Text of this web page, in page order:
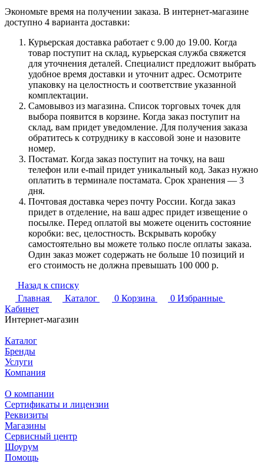
Экономьте время на получении заказа. В интернет-магазине
доступно 4 варианта доставки:
Курьерская доставка работает с 9.00 до 19.00. Когда
товар поступит на склад, курьерская служба свяжется
для уточнения деталей. Специалист предложит выбрать
удобное время доставки и уточнит адрес. Осмотрите
упаковку на целостность и соответствие указанной
комплектации.
Самовывоз из магазина. Список торговых точек для
выбора появится в корзине. Когда заказ поступит на
склад, вам придет уведомление. Для получения заказа
обратитесь к сотруднику в кассовой зоне и назовите
номер.
Постамат. Когда заказ поступит на точку, на ваш
телефон или e-mail придет уникальный код. Заказ нужно
оплатить в терминале постамата. Срок хранения — 3
дня.
Почтовая доставка через почту России. Когда заказ
придет в отделение, на ваш адрес придет извещение о
посылке. Перед оплатой вы можете оценить состояние
коробки: вес, целостность. Вскрывать коробку
самостоятельно вы можете только после оплаты заказа.
Один заказ может содержать не больше 10 позиций и
его стоимость не должна превышать 100 000 р.
Назад к списку
Главная
Каталог 0 Корзина 0 Избранные
Кабинет
Интернет-магазин
Каталог
Бренды
Услуги
Компания
О компании
Сертификаты и лицензии
Реквизиты
Магазины
Сервисный центр
Шоурум
Помощь